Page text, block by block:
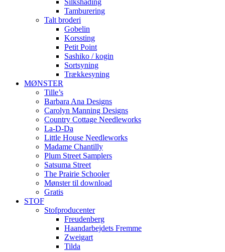
Tamburering
Talt broderi
Gobelin
Korssting
Petit Point
Sashiko / kogin
Sortsyning
Trækkesyning
MØNSTER
Tille’s
Barbara Ana Designs
Carolyn Manning Designs
Country Cottage Needleworks
La-D-Da
Little House Needleworks
Madame Chantilly
Plum Street Samplers
Satsuma Street
The Prairie Schooler
Mønster til download
Gratis
STOF
Stofproducenter
Freudenberg
Haandarbejdets Fremme
Zweigart
Tilda